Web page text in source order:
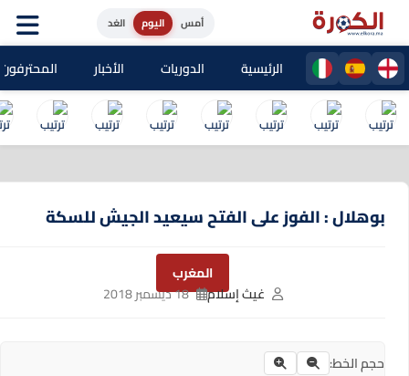
اليوم الغد
الرئيسية الدوريات الأخبار المحترفون
بوهلال : الفوز على الفتح سيعيد الجيش للسكة
المغرب
غيث إسلام
18 ديسمبر 2018
حجم الخط: